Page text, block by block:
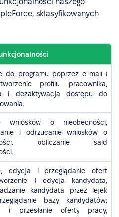
naszego
sklasyfikowanych
do programu poprzez e-mail i
profilu pracownika,
i dezaktywacja dostępu do
wniosków o nieobecności,
i odrzucanie wniosków o
obliczanie sald
edycja i przeglądanie ofert
i edycja kandydata,
kandydata przez lejek
bazy kandydatów;
i przesłanie oferty pracy,